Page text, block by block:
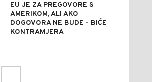
EU JE ZA PREGOVORE S
AMERIKOM, ALI AKO
DOGOVORA NE BUDE - BIĆE
KONTRAMJERA